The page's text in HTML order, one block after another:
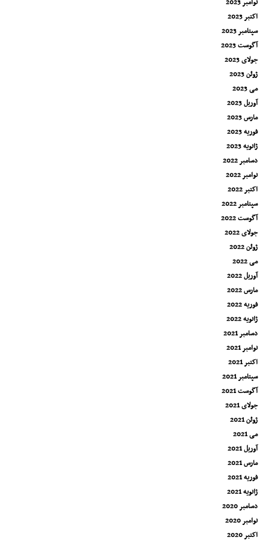
نوامبر 2023
اکتبر 2023
سپتامبر 2023
آگوست 2023
جولای 2023
ژوئن 2023
می 2023
آوریل 2023
مارس 2023
فوریه 2023
ژانویه 2023
دسامبر 2022
نوامبر 2022
اکتبر 2022
سپتامبر 2022
آگوست 2022
جولای 2022
ژوئن 2022
می 2022
آوریل 2022
مارس 2022
فوریه 2022
ژانویه 2022
دسامبر 2021
نوامبر 2021
اکتبر 2021
سپتامبر 2021
آگوست 2021
جولای 2021
ژوئن 2021
می 2021
آوریل 2021
مارس 2021
فوریه 2021
ژانویه 2021
دسامبر 2020
نوامبر 2020
اکتبر 2020